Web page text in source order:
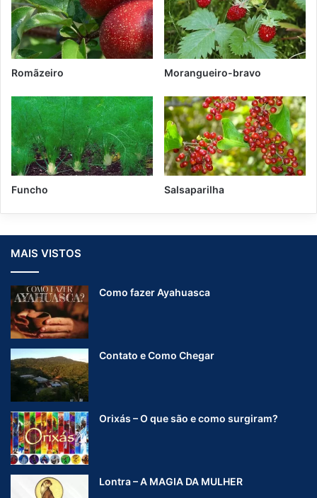
Romãzeiro Morangueiro-bravo
Funcho Salsaparilha
MAIS VISTOS
Como fazer Ayahuasca
Contato e Como Chegar
Orixás – O que são e como surgiram?
Lontra – A MAGIA DA MULHER